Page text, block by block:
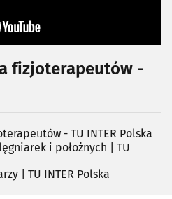
fizjoterapeutów -
- TU INTER Polska
i położnych | TU
| TU INTER Polska